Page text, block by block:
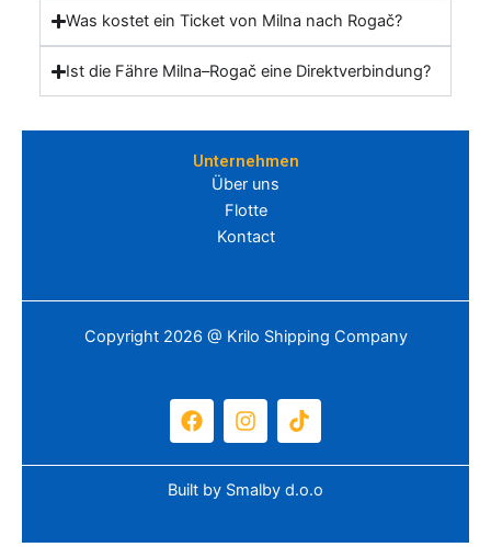
Was kostet ein Ticket von Milna nach Rogač?
Ist die Fähre Milna–Rogač eine Direktverbindung?
Unternehmen
Über uns
Flotte
Kontact
Copyright 2026 @ Krilo Shipping Company
F
a
e
b
o
I
n
t
a
r
T
i
t
o
Built by Smalby d.o.o